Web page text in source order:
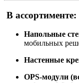
В ассортименте:
Напольные
мобильных
Настенные
OPS-модули